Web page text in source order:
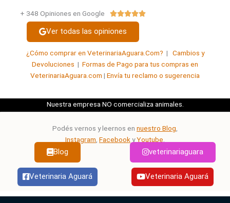
+ 348 Opiniones en Google Valorado
Ver todas las opiniones
¿Cómo comprar en VeterinariaAguara.Com? | Cambios y
Devoluciones | Formas de Pago para tus compras en
VeterinariaAguara.com | Envía tu reclamo o sugerencia
Nuestra empresa NO comercializa animales.
Podés vernos y leernos en nuestro Blog,
Instagram, FacebookyYoutube.
Blog veterinariaguara
Veterinaria Aguará Veterinaria Aguará